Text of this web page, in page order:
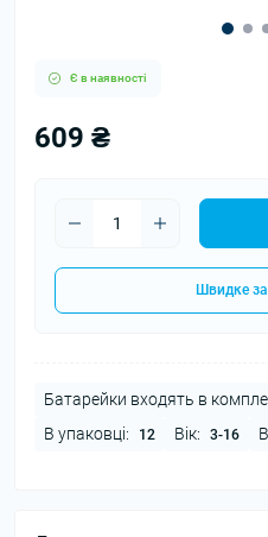
Є в наявності
609 ₴
Швидке
Батарейки входять в
В упаковці: 12 Вік: 3-16